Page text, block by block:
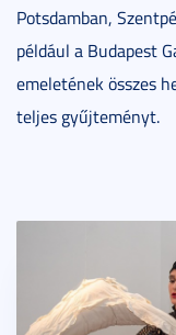
Potsdamban,
például a Budapest
emeletének összes
teljes gyűjteményt.